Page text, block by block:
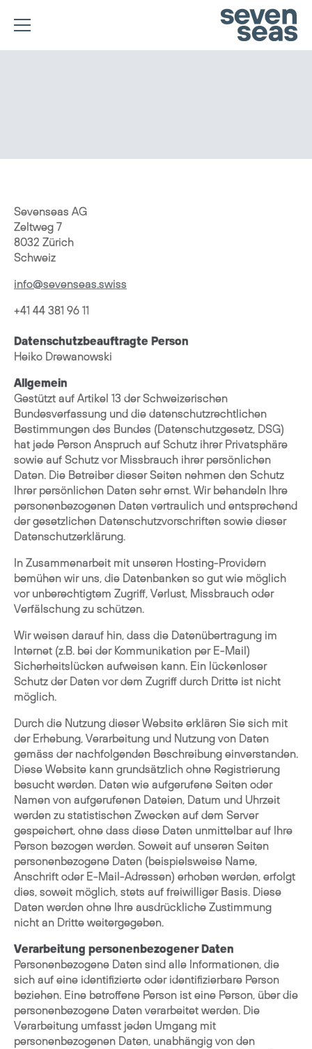
Sevenseas AG
Zeltweg 7
8032 Zürich
Schweiz
info@sevenseas.swiss
+41 44 381 96 11
Datenschutzbeauftragte Person
Heiko Drewanowski
Allgemein
Gestützt auf Artikel 13 der Schweizerischen
Bundesverfassung und die datenschutzrechtlichen
Bestimmungen des Bundes (Datenschutzgesetz, DSG)
hat jede Person Anspruch auf Schutz ihrer Privatsphäre
sowie auf Schutz vor Missbrauch ihrer persönlichen
Daten. Die Betreiber dieser Seiten nehmen den Schutz
Ihrer persönlichen Daten sehr ernst. Wir behandeln Ihre
personenbezogenen Daten vertraulich und entsprechend
der gesetzlichen Datenschutzvorschriften sowie dieser
Datenschutzerklärung.
In Zusammenarbeit mit unseren Hosting-Providern
bemühen wir uns, die Datenbanken so gut wie möglich
vor unberechtigtem Zugriff, Verlust, Missbrauch oder
Verfälschung zu schützen.
Wir weisen darauf hin, dass die Datenübertragung im
Internet (z.B. bei der Kommunikation per E-Mail)
Sicherheitslücken aufweisen kann. Ein lückenloser
Schutz der Daten vor dem Zugriff durch Dritte ist nicht
möglich.
Durch die Nutzung dieser Website erklären Sie sich mit
der Erhebung, Verarbeitung und Nutzung von Daten
gemäss der nachfolgenden Beschreibung einverstanden.
Diese Website kann grundsätzlich ohne Registrierung
besucht werden. Daten wie aufgerufene Seiten oder
Namen von aufgerufenen Dateien, Datum und Uhrzeit
werden zu statistischen Zwecken auf dem Server
gespeichert, ohne dass diese Daten unmittelbar auf Ihre
Person bezogen werden. Soweit auf unseren Seiten
personenbezogene Daten (beispielsweise Name,
Anschrift oder E-Mail-Adressen) erhoben werden, erfolgt
dies, soweit möglich, stets auf freiwilliger Basis. Diese
Daten werden ohne Ihre ausdrückliche Zustimmung
nicht an Dritte weitergegeben.
Verarbeitung personenbezogener Daten
Personenbezogene Daten sind alle Informationen, die
sich auf eine identifizierte oder identifizierbare Person
beziehen. Eine betroffene Person ist eine Person, über die
personenbezogene Daten verarbeitet werden. Die
Verarbeitung umfasst jeden Umgang mit
personenbezogenen Daten, unabhängig von den